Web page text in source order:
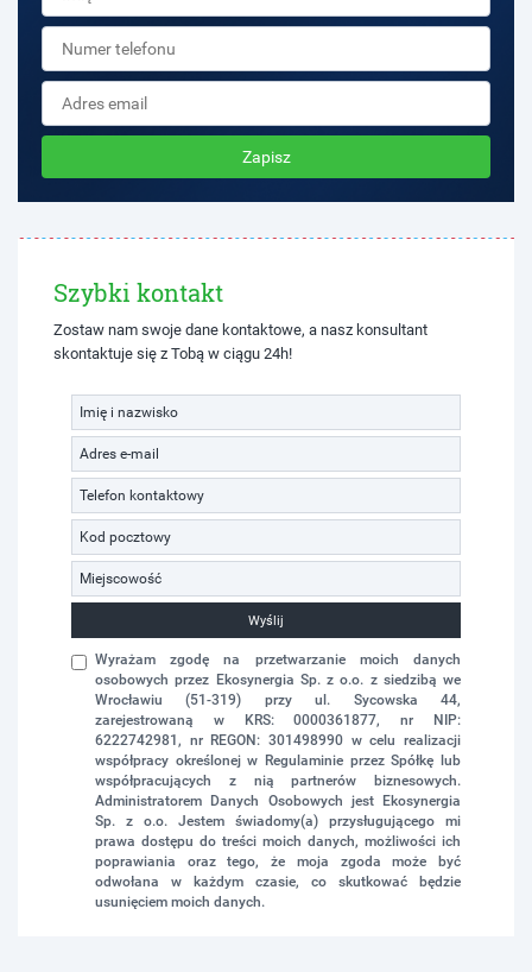
Zapisz
Szybki kontakt
Zostaw nam swoje dane kontaktowe, a nasz konsultant
skontaktuje się z Tobą w ciągu 24h!
Wyślij
Wyrażam zgodę na przetwarzanie moich danych
osobowych przez Ekosynergia Sp. z o.o. z siedzibą we
Wrocławiu (51-319) przy ul. Sycowska 44,
zarejestrowaną w KRS: 0000361877, nr NIP:
6222742981, nr REGON: 301498990 w celu realizacji
współpracy określonej w Regulaminie przez Spółkę lub
współpracujących z nią partnerów biznesowych.
Administratorem Danych Osobowych jest Ekosynergia
Sp. z o.o. Jestem świadomy(a) przysługującego mi
prawa dostępu do treści moich danych, możliwości ich
poprawiania oraz tego, że moja zgoda może być
odwołana w każdym czasie, co skutkować będzie
usunięciem moich danych.